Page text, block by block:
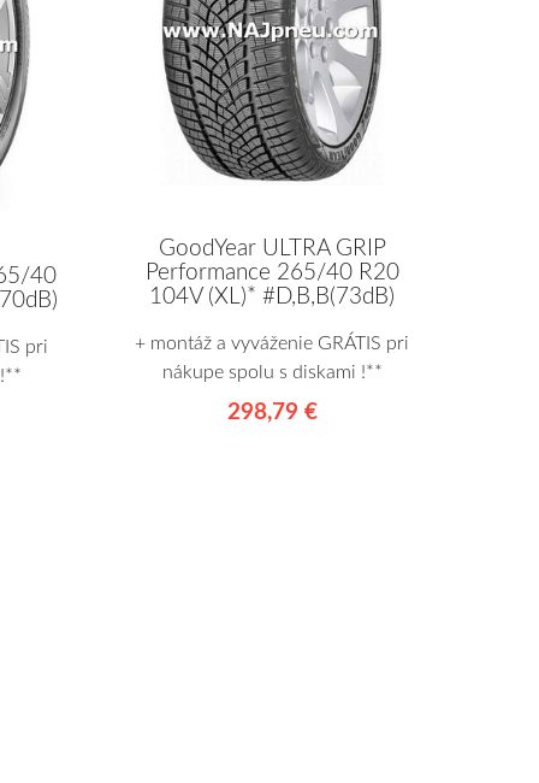
40
pri
GoodYear ULTRA GRIP
Performance 265/40 R20
104V (XL)* #D,B,B(73dB)
+ montáž a vyváženie GRÁTIS pri
nákupe spolu s diskami !**
298,79 €